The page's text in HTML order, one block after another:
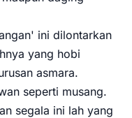
ini dilontarkan
yang hobi
asmara.
seperti musang.
segala ini lah yang